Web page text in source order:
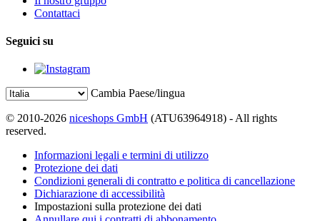
Contattaci
Seguici su
Cambia Paese/lingua
© 2010-2026 niceshops GmbH (ATU63964918) - All rights
reserved.
Informazioni legali e termini di utilizzo
Protezione dei dati
Condizioni generali di contratto e politica di cancellazione
Dichiarazione di accessibilità
Impostazioni sulla protezione dei dati